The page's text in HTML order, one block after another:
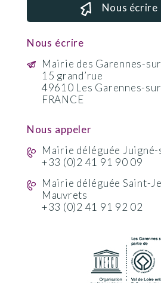
Nous écrire
Nous écrire
Mairie des Garennes-
15 grand’rue
49610 Les Garennes-
FRANCE
Nous appeler
Mairie déléguée
+33 (0)2 41 91 90 09
Mairie déléguée Saint-
Mauvrets
+33 (0)2 41 91 92 02